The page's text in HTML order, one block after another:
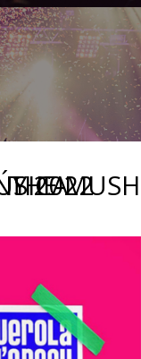
JUNY 2022